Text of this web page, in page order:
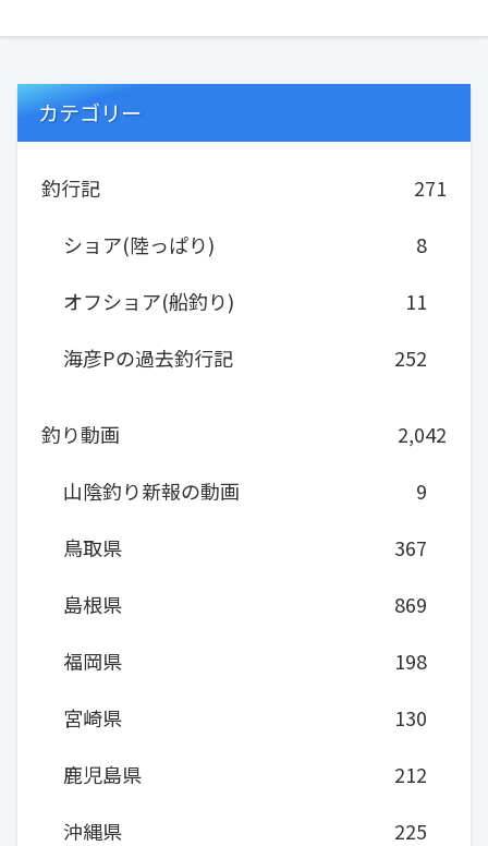
カテゴリー
釣行記
271
ショア(陸っぱり)
8
オフショア(船釣り)
11
海彦Pの過去釣行記
252
釣り動画
2,042
山陰釣り新報の動画
9
鳥取県
367
島根県
869
福岡県
198
宮崎県
130
鹿児島県
212
沖縄県
225